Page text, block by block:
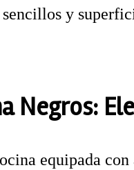
y
Negros:
equipada